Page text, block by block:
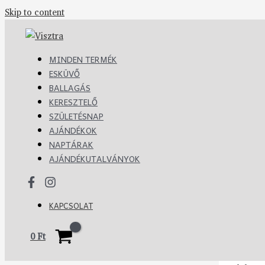
Skip to content
MINDEN TERMÉK
ESKÜVŐ
BALLAGÁS
KERESZTELŐ
SZÜLETÉSNAP
AJÁNDÉKOK
NAPTÁRAK
AJÁNDÉKUTALVÁNYOK
KAPCSOLAT
0Ft